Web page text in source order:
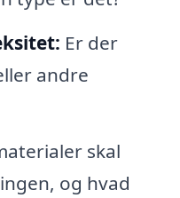
Er der
andre
skal
og hvad